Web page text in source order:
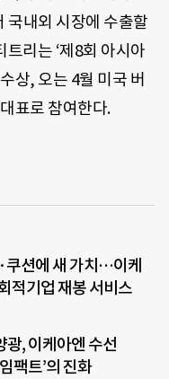
국내외 시장에 수출할
리는 ‘제8회 아시아
상, 오는 4월 미국 버
표로 참여한다.
쿠션에 새 가치…이케
적기업 재봉 서비스
광, 이케아엔 수선
팩트’의 진화